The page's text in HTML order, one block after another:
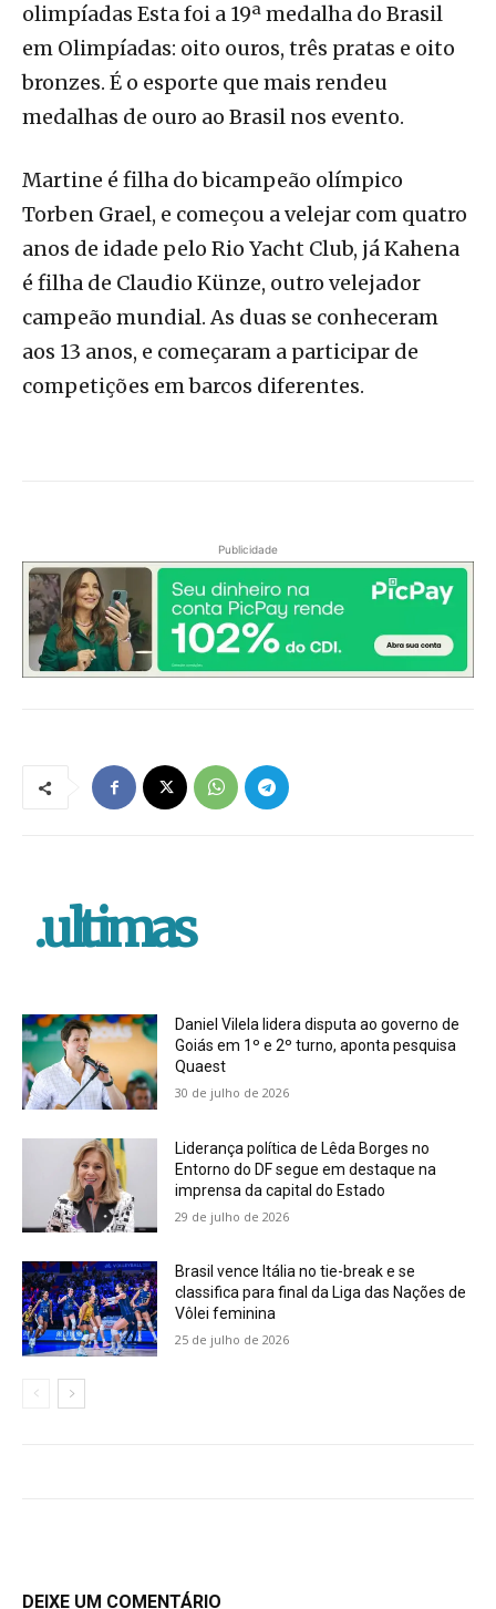
olimpíadas Esta foi a 19ª medalha do Brasil
em Olimpíadas: oito ouros, três pratas e oito
bronzes. É o esporte que mais rendeu
medalhas de ouro ao Brasil nos evento.
Martine é filha do bicampeão olímpico
Torben Grael, e começou a velejar com quatro
anos de idade pelo Rio Yacht Club, já Kahena
é filha de Claudio Künze, outro velejador
campeão mundial. As duas se conheceram
aos 13 anos, e começaram a participar de
competições em barcos diferentes.
Publicidade
.ultimas
Daniel Vilela lidera disputa ao governo de
Goiás em 1º e 2º turno, aponta pesquisa
Quaest
30 de julho de 2026
Liderança política de Lêda Borges no
Entorno do DF segue em destaque na
imprensa da capital do Estado
29 de julho de 2026
Brasil vence Itália no tie-break e se
classifica para final da Liga das Nações de
Vôlei feminina
25 de julho de 2026
DEIXE UM COMENTÁRIO